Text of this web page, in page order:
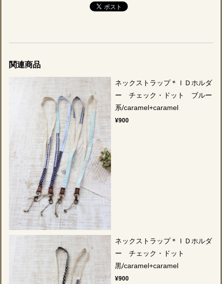
関連商品
ネックストラップ＊ＩＤホルダ
ー チェック・ドット ブルー
系/caramel+caramel
¥900
ネックストラップ＊ＩＤホルダ
ー チェック・ドット
黒/caramel+caramel
¥900